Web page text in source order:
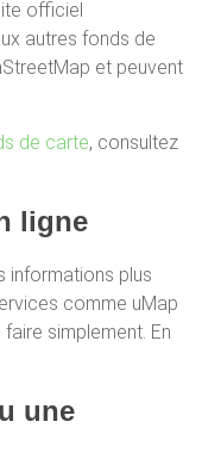
officiel
autres fonds de
et peuvent
de carte, consultez
ligne
informations plus
comme uMap
simplement. En
une